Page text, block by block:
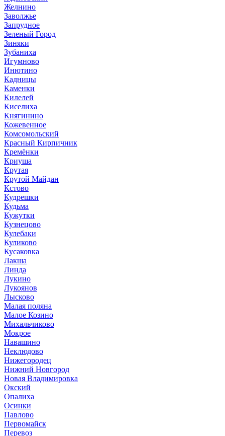
Желнино
Заволжье
Запрудное
Зеленый Город
Зиняки
Зубаниха
Игумново
Инютино
Кадницы
Каменки
Килелей
Киселиха
Княгинино
Кожевенное
Комсомольский
Красный Кирпичник
Кремёнки
Криуша
Крутая
Крутой Майдан
Кстово
Кудрешки
Кудьма
Кужутки
Кузнецово
Кулебаки
Куликово
Кусаковка
Лакша
Линда
Лукино
Лукоянов
Лысково
Малая поляна
Малое Козино
Михальчиково
Мокрое
Навашино
Неклюдово
Нижегородец
Нижний Новгород
Новая Владимировка
Окский
Опалиха
Осинки
Павлово
Первомайск
Перевоз